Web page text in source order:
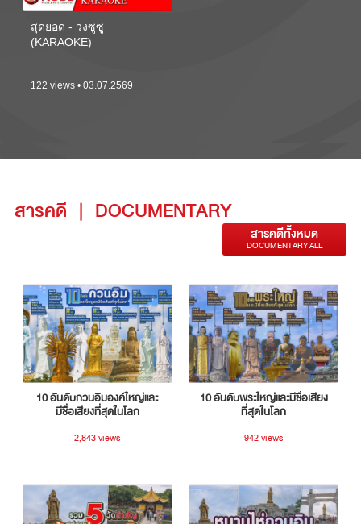
สุดยอด - วงซูซู
(KARAOKE)
122 views • 03.07.2569
สารคดี | DOCUMENTARY
สารคดีทั้งหมด
DOCUMENTARY ALL
10 อันดับกวนอิมองค์ใหญ่และ
มีชื่อเสียงที่สุดในโลก
2,843 views
10 อันดับพระใหญ่และมีชื่อเสียง
ที่สุดในโลก
942 views